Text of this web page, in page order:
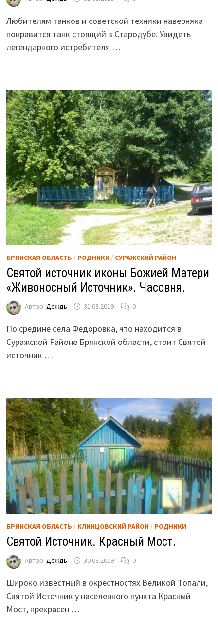
Любителям танков и советской техники наверняка
понравится танк стоящий в Стародубе. Увидеть
легендарного истребителя …
БРЯНСКАЯ ОБЛАСТЬ / РОДНИКИ/ СУРАЖСКИЙ РАЙОН
Святой источник иконы Божией Матери
«Живоносный Источник». Часовня.
Автор: Дождь 31.03.2019 0
По средине села Фёдоровка, что находится в
Суражской Районе Брянской области, стоит Святой
источник …
БРЯНСКАЯ ОБЛАСТЬ / КЛИНЦОВСКИЙ РАЙОН/ РОДНИКИ
Святой Источник. Красный Мост.
Автор: Дождь 30.03.2019 0
Широко известный в окрестностях Великой Топали,
Святой Источник у населенного пункта Красный
Мост, прекрасен …